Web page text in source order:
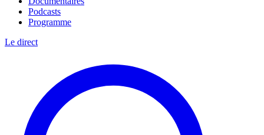
Podcasts
Programme
Le direct